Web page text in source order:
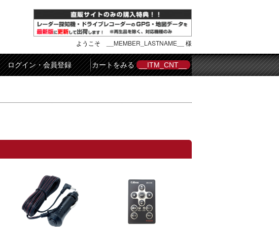
ようこそ __MEMBER_LASTNAME__ 様
ログイン・会員登録 カートをみる __ITM_CNT__